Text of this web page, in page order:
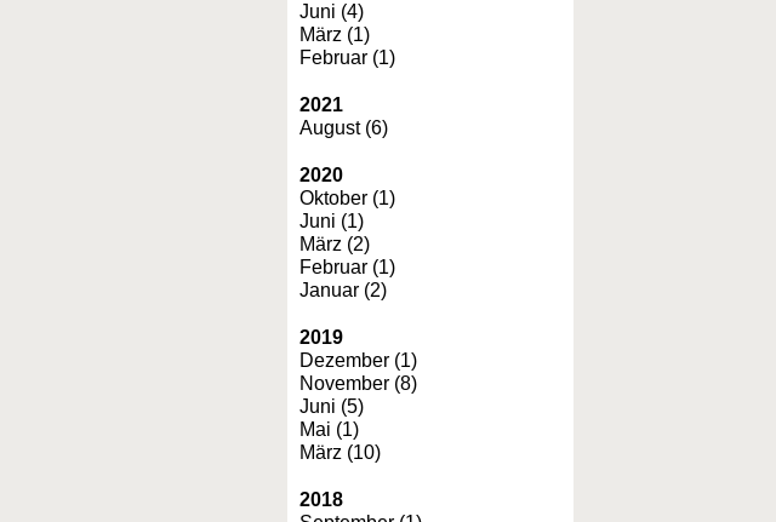
Juni (4)
März (1)
Februar (1)
2021
August (6)
2020
Oktober (1)
Juni (1)
März (2)
Februar (1)
Januar (2)
2019
Dezember (1)
November (8)
Juni (5)
Mai (1)
März (10)
2018